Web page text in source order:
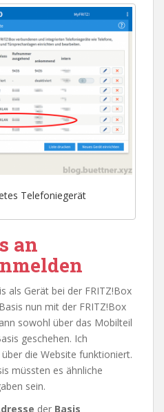
Telefoniegerät
an
als Gerät bei der FRITZ!Box
nun mit der FRITZ!Box
sowohl über das Mobilteil
geschehen. Ich
die Website funktioniert.
müssten es ähnliche
sein.
der Basis